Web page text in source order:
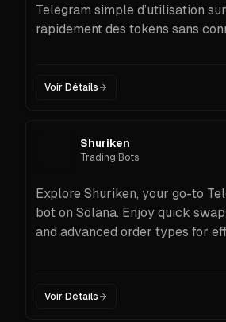
Telegram simple d’utilisation
rapidement des tokens sans
Voir Détails
Shuriken
Trading Bots
Explore Shuriken, your go-to
bot on Solana. Enjoy quick
and advanced order types for
Voir Détails